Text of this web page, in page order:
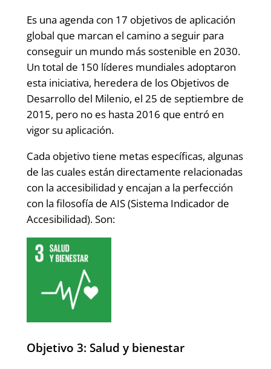
Es una agenda con 17 objetivos de aplicación
global que marcan el camino a seguir para
conseguir un mundo más sostenible en 2030.
Un total de 150 líderes mundiales adoptaron
esta iniciativa, heredera de los Objetivos de
Desarrollo del Milenio, el 25 de septiembre de
2015, pero no es hasta 2016 que entró en
vigor su aplicación.
Cada objetivo tiene metas específicas, algunas
de las cuales están directamente relacionadas
con la accesibilidad y encajan a la perfección
con la filosofía de AIS (Sistema Indicador de
Accesibilidad). Son:
Objetivo 3: Salud y bienestar